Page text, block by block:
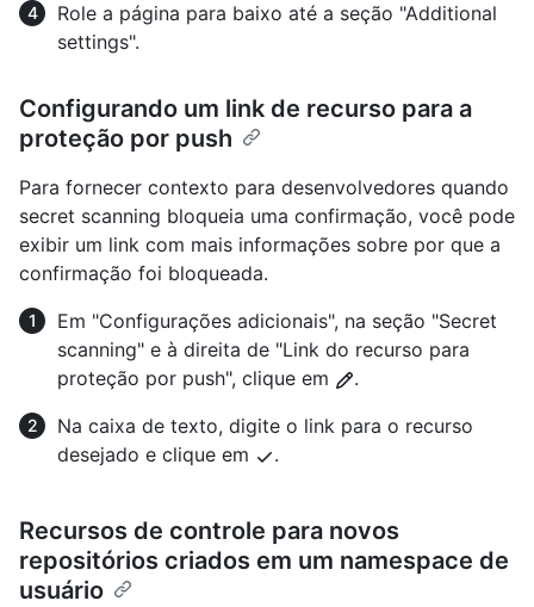
Role a página para baixo até a seção "Additional
settings".
Configurando um link de recurso para a
proteção por push
Para fornecer contexto para desenvolvedores quando
secret scanning bloqueia uma confirmação, você pode
exibir um link com mais informações sobre por que a
confirmação foi bloqueada.
Em "Configurações adicionais", na seção "Secret
scanning" e à direita de "Link do recurso para
proteção por push", clique em
.
Na caixa de texto, digite o link para o recurso
desejado e clique em
.
Recursos de controle para novos
repositórios criados em um namespace de
usuário